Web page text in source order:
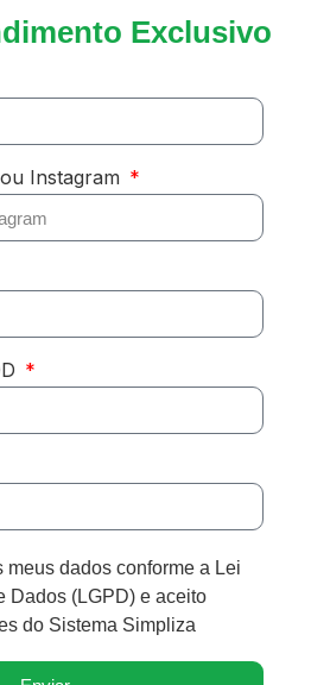
Exclusivo
Instagram
meus dados conforme a Lei
Dados (LGPD) e aceito
do Sistema Simpliza